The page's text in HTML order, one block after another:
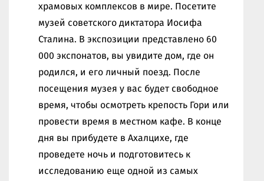
храмовых комплексов в мире. Посетите
музей советского диктатора Иосифа
Сталина. В экспозиции представлено 60
000 экспонатов, вы увидите дом, где он
родился, и его личный поезд. После
посещения музея у вас будет свободное
время, чтобы осмотреть крепость Гори или
провести время в местном кафе. В конце
дня вы прибудете в Ахалцихе, где
проведете ночь и подготовитесь к
исследованию еще одной из самых